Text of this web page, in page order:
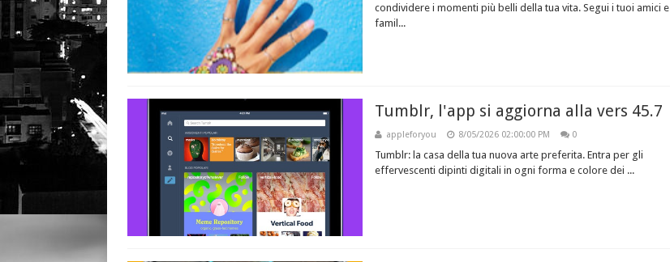
condividere i momenti più belli della tua vita. Segui i tuoi amici e
famil...
Tumblr, l'app si aggiorna alla vers 45.7
appleforyou 8/05/2026 02:00:00 PM 0
Tumblr: la casa della tua nuova arte preferita. Entra per gli
effervescenti dipinti digitali in ogni forma e colore dei ...